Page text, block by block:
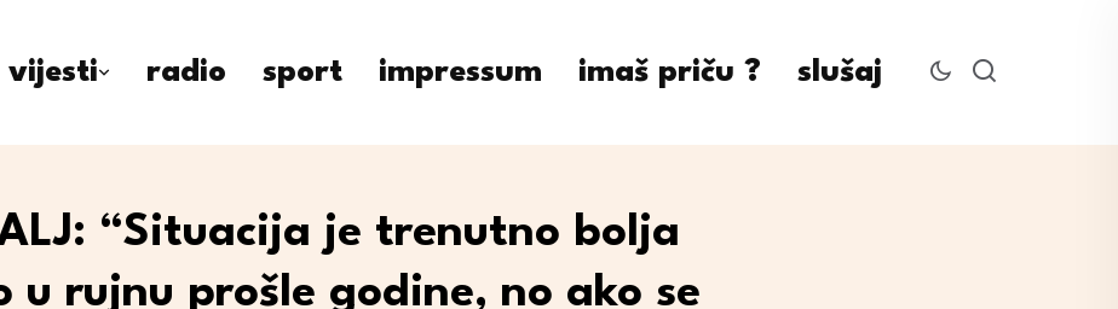
vijesti radio sport impressum imaš priču ? slušaj
“Situacija je trenutno bolja
u rujnu prošle godine, no ako se